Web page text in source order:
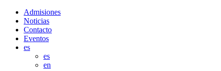
Admisiones
Noticias
Contacto
Eventos
es
es
en